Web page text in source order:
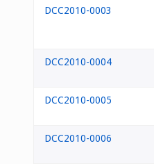
DCC2010-0003
DCC2010-0004
DCC2010-0005
DCC2010-0006